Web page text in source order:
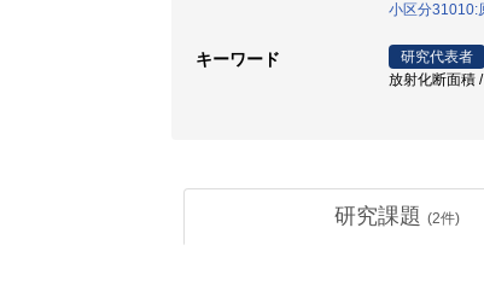
小区分31010:
キーワード
研究代表者
放射化断面積
研究課題 (2件)